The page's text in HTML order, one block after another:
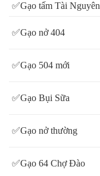
✅Gạo tấm Tài Nguyên
✅Gạo nở 404
✅Gạo 504 mới
✅Gạo Bụi Sữa
✅Gạo nở thường
✅Gạo 64 Chợ Đào